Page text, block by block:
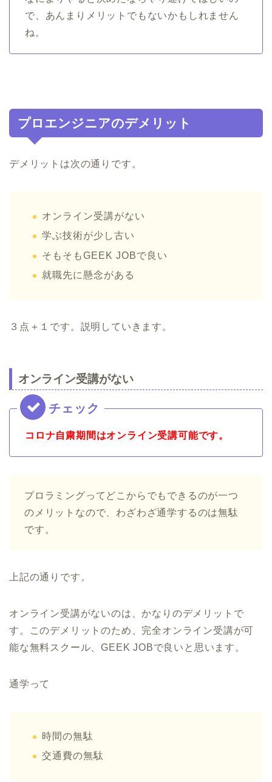
で、あんまりメリットでもないかもしれません
ね。
プロエンジニアのデメリット
デメリットは次の通りです。
オンライン受講がない
学ぶ技術が少し古い
そもそもGEEK JOBで良い
就職先に懸念がある
３点＋１です。説明していきます。
オンライン受講がない
コロナ自粛期間はオンライン受講可能です。
プロラミングってどこからでもできるのが一つ
のメリットなので、わざわざ通学するのは無駄
です。
上記の通りです。
オンライン受講がないのは、かなりのデメリットで
す。このデメリットのため、完全オンライン受講が可
能な無料スクール、GEEK JOBで良いと思います。
通学って
時間の無駄
交通費の無駄